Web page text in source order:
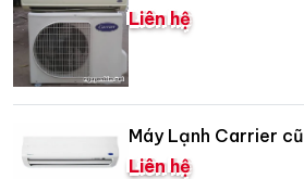
Liên hệ
Máy Lạnh Carrier cũ
Liên hệ